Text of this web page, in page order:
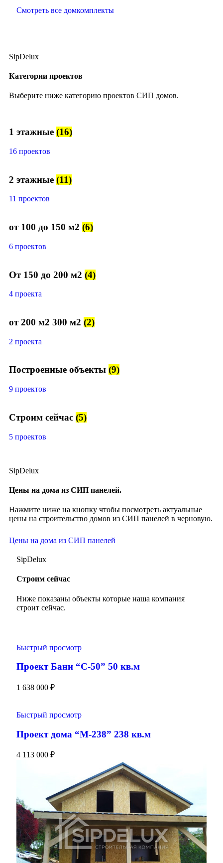
Смотреть все домкомплекты
SipDelux
Категории проектов
Выберите ниже категорию проектов СИП домов.
1 этажные (16)
16 проектов
2 этажные (11)
11 проектов
от 100 до 150 м2 (6)
6 проектов
От 150 до 200 м2 (4)
4 проекта
от 200 м2 300 м2 (2)
2 проекта
Построенные объекты (9)
9 проектов
Строим сейчас (5)
5 проектов
SipDelux
Цены на дома из СИП панелей.
Нажмите ниже на кнопку чтобы посмотреть актуальные
цены на строительство домов из СИП панелей в черновую.
Цены на дома из СИП панелей
SipDelux
Строим сейчас
Ниже показаны объекты которые наша компания
строит сейчас.
Быстрый просмотр
Проект Бани “С-50” 50 кв.м
1 638 000 ₽
Быстрый просмотр
Проект дома “М-238” 238 кв.м
4 113 000 ₽